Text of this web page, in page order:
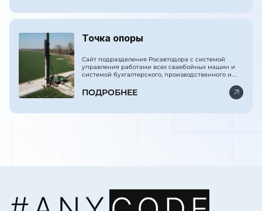
Точка опоры
Сайт подразделения Росавтодора с системой
управления работами всех сваебойных машин и
системой бухгалтерского, производственного и
ПОДРОБНЕЕ